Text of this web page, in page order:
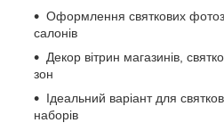
Оформлення святкових
салонів
Декор вітрин магазинів,
зон
Ідеальний варіант для
наборів